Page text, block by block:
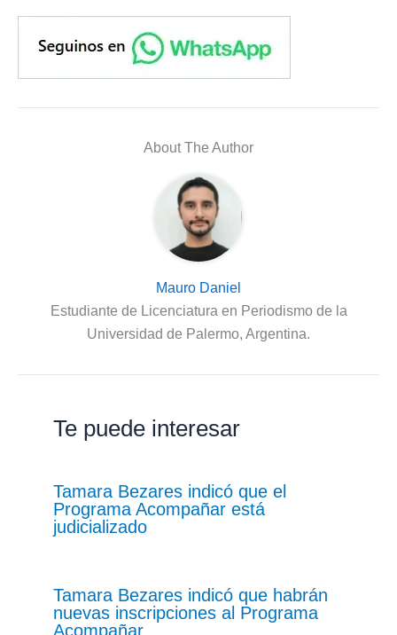
About The Author
Mauro Daniel
Estudiante de Licenciatura en Periodismo de la
Universidad de Palermo, Argentina.
Te puede interesar
Tamara Bezares indicó que el
Programa Acompañar está
judicializado
Tamara Bezares indicó que habrán
nuevas inscripciones al Programa
Acompañar